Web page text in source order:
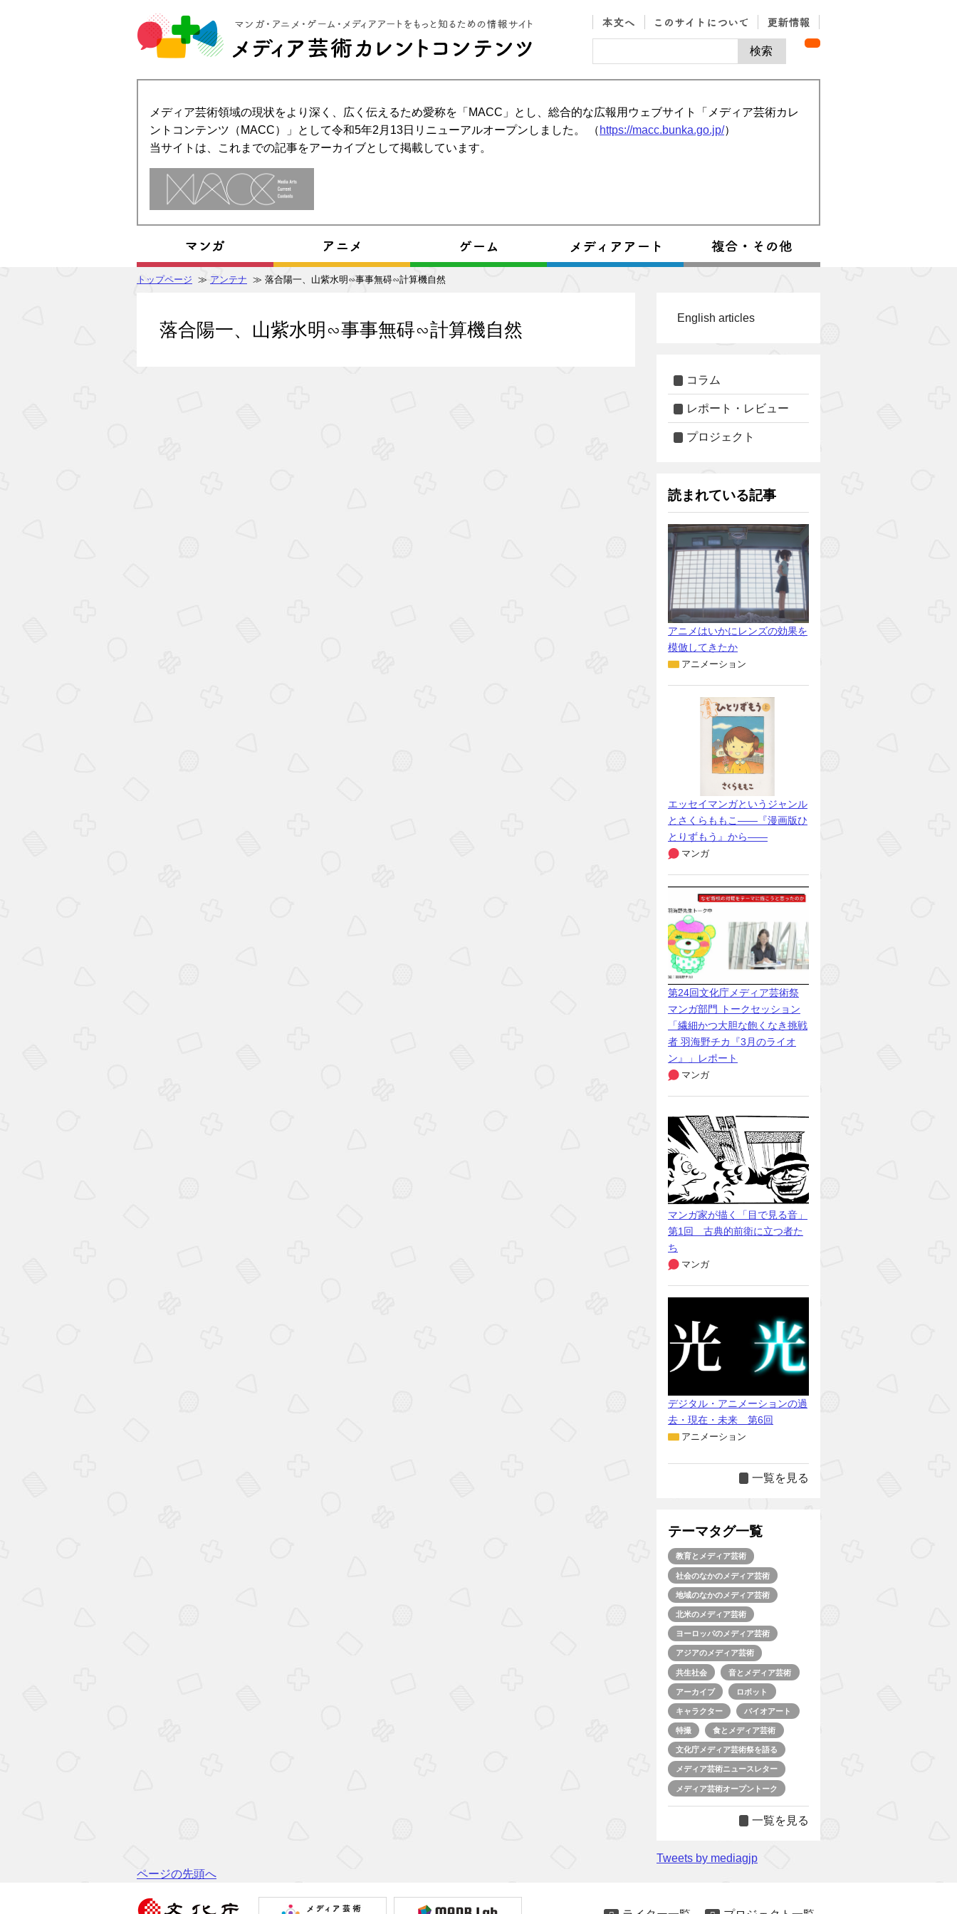
メディア芸術領域の現状をより深く、広く伝えるため愛称を「MACC」とし、総合的な広報用ウェブサイト「メディア芸術カレ
ントコンテンツ（MACC）」として令和5年2月13日リニューアルオープンしました。 （ https://macc.bunka.go.jp/）
当サイトは、これまでの記事をアーカイブとして掲載しています。
トップページ ≫ アンテナ ≫ 落合陽一、山紫水明∽事事無碍∽計算機自然
落合陽一、山紫水明∽事事無碍∽計算機自然
English articles
コラム
レポート・レビュー
プロジェクト
読まれている記事
アニメはいかにレンズの効果を
模倣してきたか
アニメーション
エッセイマンガというジャンル
とさくらももこ――『漫画版ひ
とりずもう』から――
マンガ
第24回文化庁メディア芸術祭
マンガ部門 トークセッション
「繊細かつ大胆な飽くなき挑戦
者 羽海野チカ『3月のライオ
ン』」レポート
マンガ
マンガ家が描く「目で見る音」
第1回 古典的前衛に立つ者た
ち
マンガ
デジタル・アニメーションの過
去・現在・未来 第6回
アニメーション
一覧を見る
テーマタグ一覧
教育とメディア芸術
社会のなかのメディア芸術
地域のなかのメディア芸術
北米のメディア芸術
ヨーロッパのメディア芸術
アジアのメディア芸術
共生社会 音とメディア芸術
アーカイブ ロボット
キャラクター バイオアート
特撮 食とメディア芸術
文化庁メディア芸術祭を語る
メディア芸術ニュースレター
メディア芸術オープントーク
一覧を見る
Tweets by mediagjp
ページの先頭へ